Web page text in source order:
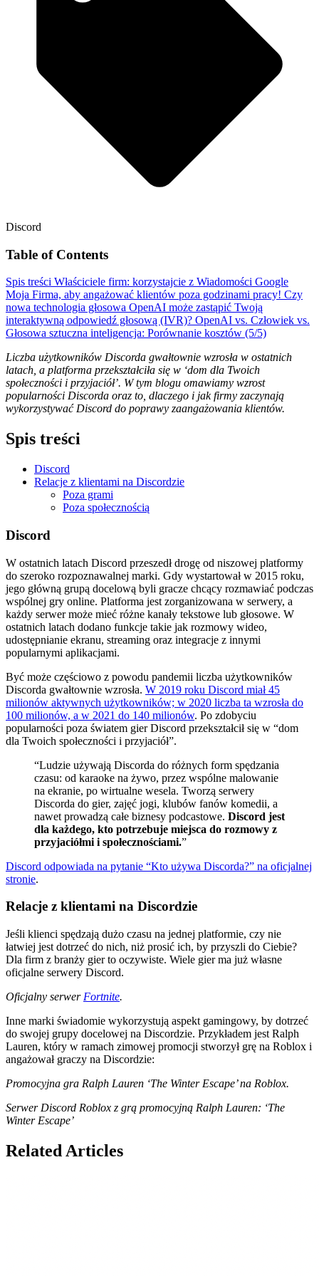
Discord
Table of Contents
Spis treści Właściciele firm: korzystajcie z Wiadomości Google
Moja Firma, aby angażować klientów poza godzinami pracy! Czy
nowa technologia głosowa OpenAI może zastąpić Twoją
interaktywną odpowiedź głosową (IVR)? OpenAI vs. Człowiek vs.
Głosowa sztuczna inteligencja: Porównanie kosztów (5/5)
Liczba użytkowników Discorda gwałtownie wzrosła w ostatnich
latach, a platforma przekształciła się w ‘dom dla Twoich
społeczności i przyjaciół’. W tym blogu omawiamy wzrost
popularności Discorda oraz to, dlaczego i jak firmy zaczynają
wykorzystywać Discord do poprawy zaangażowania klientów.
Spis treści
Discord
Relacje z klientami na Discordzie
Poza grami
Poza społecznością
Discord
W ostatnich latach Discord przeszedł drogę od niszowej platformy
do szeroko rozpoznawalnej marki. Gdy wystartował w 2015 roku,
jego główną grupą docelową byli gracze chcący rozmawiać podczas
wspólnej gry online. Platforma jest zorganizowana w serwery, a
każdy serwer może mieć różne kanały tekstowe lub głosowe. W
ostatnich latach dodano funkcje takie jak rozmowy wideo,
udostępnianie ekranu, streaming oraz integracje z innymi
popularnymi aplikacjami.
Być może częściowo z powodu pandemii liczba użytkowników
Discorda gwałtownie wzrosła. W 2019 roku Discord miał 45
milionów aktywnych użytkowników; w 2020 liczba ta wzrosła do
100 milionów, a w 2021 do 140 milionów. Po zdobyciu
popularności poza światem gier Discord przekształcił się w “dom
dla Twoich społeczności i przyjaciół”.
“Ludzie używają Discorda do różnych form spędzania
czasu: od karaoke na żywo, przez wspólne malowanie
na ekranie, po wirtualne wesela. Tworzą serwery
Discorda do gier, zajęć jogi, klubów fanów komedii, a
nawet prowadzą całe biznesy podcastowe. Discord jest
dla każdego, kto potrzebuje miejsca do rozmowy z
przyjaciółmi i społecznościami.”
Discord odpowiada na pytanie “Kto używa Discorda?” na oficjalnej
stronie.
Relacje z klientami na Discordzie
Jeśli klienci spędzają dużo czasu na jednej platformie, czy nie
łatwiej jest dotrzeć do nich, niż prosić ich, by przyszli do Ciebie?
Dla firm z branży gier to oczywiste. Wiele gier ma już własne
oficjalne serwery Discord.
Oficjalny serwer Fortnite.
Inne marki świadomie wykorzystują aspekt gamingowy, by dotrzeć
do swojej grupy docelowej na Discordzie. Przykładem jest Ralph
Lauren, który w ramach zimowej promocji stworzył grę na Roblox i
angażował graczy na Discordzie:
Promocyjna gra Ralph Lauren ‘The Winter Escape’ na Roblox.
Serwer Discord Roblox z grą promocyjną Ralph Lauren: ‘The
Winter Escape’
Related Articles